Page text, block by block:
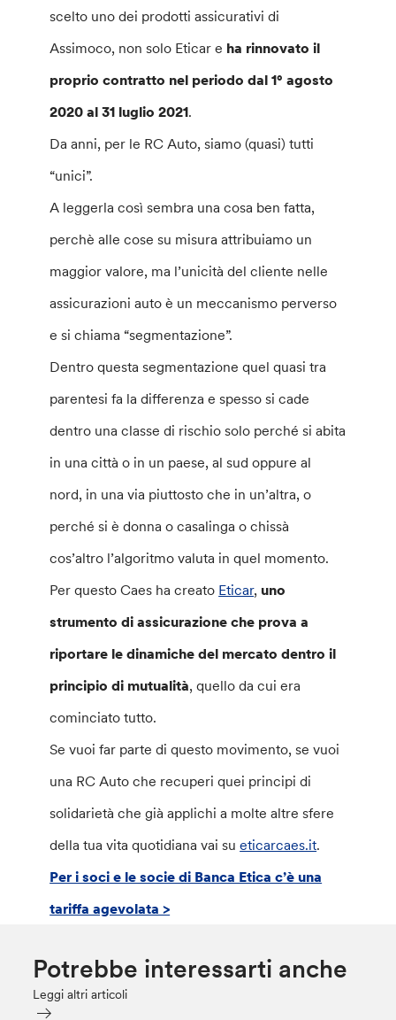
scelto uno dei prodotti assicurativi di
Assimoco, non solo Eticar e ha rinnovato il
proprio contratto nel periodo dal 1° agosto
2020 al 31 luglio 2021.
Da anni, per le RC Auto, siamo (quasi) tutti
“unici”.
A leggerla così sembra una cosa ben fatta,
perchè alle cose su misura attribuiamo un
maggior valore, ma l’unicità del cliente nelle
assicurazioni auto è un meccanismo perverso
e si chiama “segmentazione”.
Dentro questa segmentazione quel quasi tra
parentesi fa la differenza e spesso si cade
dentro una classe di rischio solo perché si abita
in una città o in un paese, al sud oppure al
nord, in una via piuttosto che in un’altra, o
perché si è donna o casalinga o chissà
cos’altro l’algoritmo valuta in quel momento.
Per questo Caes ha creato Eticar, uno
strumento di assicurazione che prova a
riportare le dinamiche del mercato dentro il
principio di mutualità, quello da cui era
cominciato tutto.
Se vuoi far parte di questo movimento, se vuoi
una RC Auto che recuperi quei principi di
solidarietà che già applichi a molte altre sfere
della tua vita quotidiana vai sueticarcaes.it.
Per i soci e le socie di Banca Etica c’è una
tariffa agevolata >
Potrebbe interessarti anche
Leggi altri articoli